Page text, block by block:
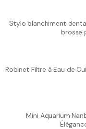
Stylo blanchiment
brosse
Robinet Filtre à Eau de
Mini Aquarium